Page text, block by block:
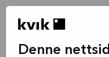
Denne